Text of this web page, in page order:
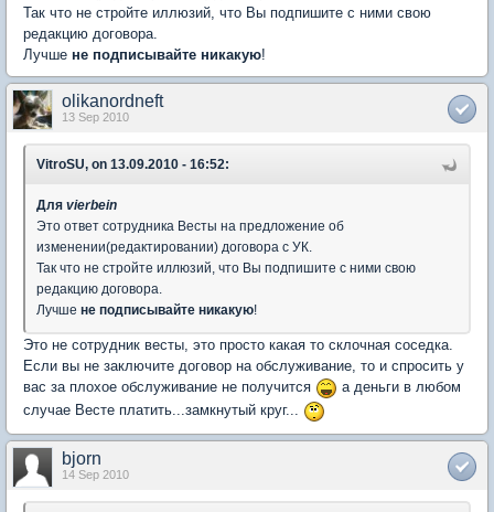
Так что не стройте иллюзий, что Вы подпишите с ними свою
редакцию договора.
Лучше не подписывайте никакую!
olikanordneft
13 Sep 2010
VitroSU, on 13.09.2010 - 16:52:
Для vierbein
Это ответ сотрудника Весты на предложение об
изменении(редактировании) договора с УК.
Так что не стройте иллюзий, что Вы подпишите с ними свою
редакцию договора.
Лучше не подписывайте никакую!
Это не сотрудник весты, это просто какая то склочная соседка.
Если вы не заключите договор на обслуживание, то и спросить у
вас за плохое обслуживание не получится
а деньги в любом
случае Весте платить...замкнутый круг...
bjorn
14 Sep 2010